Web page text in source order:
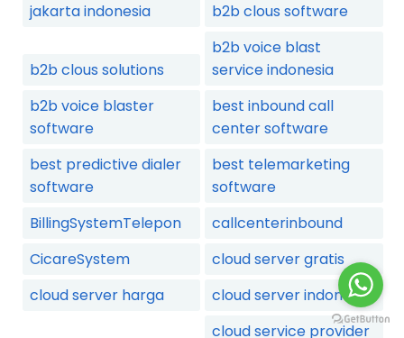
jakarta indonesia
b2b clous software
b2b clous solutions
b2b voice blast
service indonesia
b2b voice blaster
software
best inbound call
center software
best predictive dialer
software
best telemarketing
software
BillingSystemTelepon
callcenterinbound
CicareSystem
cloud server gratis
cloud server harga
cloud server indonesia
cloud service provider